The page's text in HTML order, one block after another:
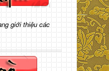
giới thiệu các